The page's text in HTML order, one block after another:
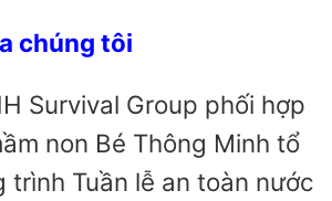
chúng tôi
Survival Group phối hợp
non Bé Thông Minh tổ
trình Tuần lễ an toàn nước